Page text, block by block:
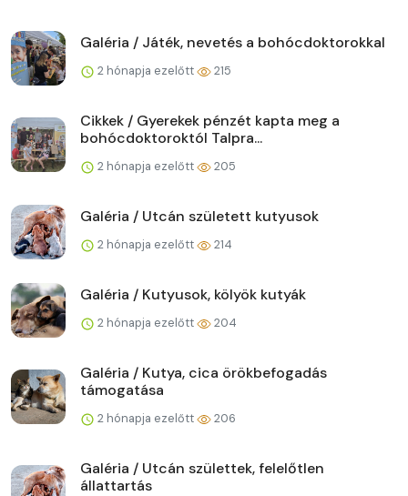
Galéria / Játék, nevetés a bohócdoktorokkal
2 hónapja ezelőtt 215
Cikkek / Gyerekek pénzét kapta meg a
bohócdoktoroktól Talpra...
2 hónapja ezelőtt 205
Galéria / Utcán született kutyusok
2 hónapja ezelőtt 214
Galéria / Kutyusok, kölyök kutyák
2 hónapja ezelőtt 204
Galéria / Kutya, cica örökbefogadás
támogatása
2 hónapja ezelőtt 206
Galéria / Utcán születtek, felelőtlen
állattartás